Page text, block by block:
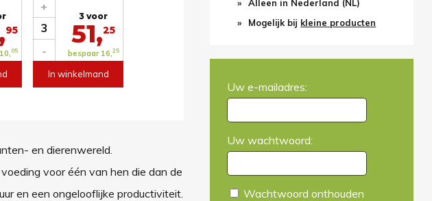
95
05
3
-
+
3 voor
51,25
bespaar 16,25
In winkelmand
en dierenwereld.
voor één van hen die dan de
en een ongelooflijke productiviteit.
Alleen in Nederland (NL)
Mogelijk bij kleine producten
Uw e-mailadres:
Uw wachtwoord:
Wachtwoord onthouden